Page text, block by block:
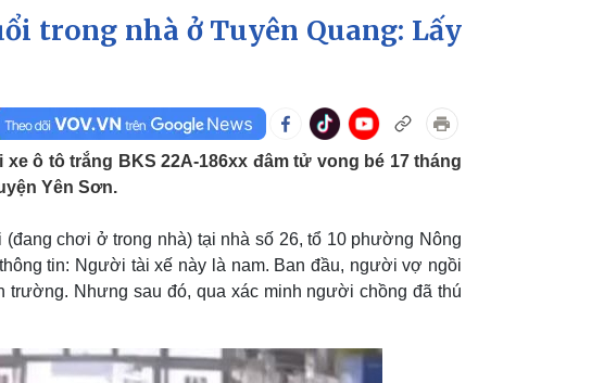
sát
sống đó đây
Ảnh
Khởi nghiệp
thao
đá
giới thể thao
trường
Ô tô - Xe máy
Tư vấn
Doanh nghiệp
Doanh nhân
Vì cộng đồng
khấu - Điện ảnh
học
Nghệ sĩ
Thời trang
trong nhà ở Tuyên Quang: Lấy
ô tô trắng BKS 22A-186xx đâm tử vong bé 17 tháng
Yên Sơn.
chơi ở trong nhà) tại nhà số 26, tổ 10 phường Nông
tin: Người tài xế này là nam. Ban đầu, người vợ ngồi
Nhưng sau đó, qua xác minh người chồng đã thú